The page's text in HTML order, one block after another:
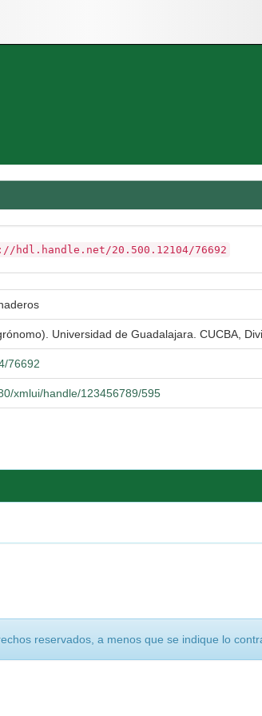
hdl.handle.net/20.500.12104/76692
Universidad de Guadalajara. CUCBA,
76692
xmlui/handle/123456789/595
reservados, a menos que se indique lo